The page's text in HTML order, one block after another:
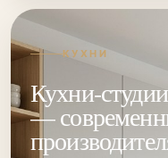
КУХНИ
Кухни-
—